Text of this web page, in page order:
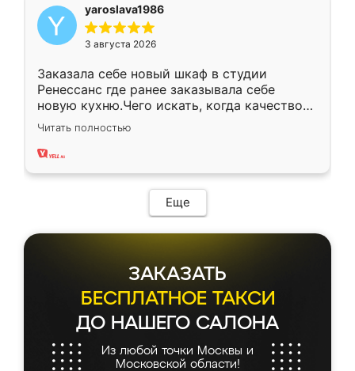
yaroslava1986
3 августа 2026
Заказала себе новый шкаф в студии
Ренессанс где ранее заказывала себе
новую кухню.Чего искать, когда качеством
вполне довольна. Служит кухня уже почти
два года, нареканий нет.
Читать полностью
Еще
ЗАКАЗАТЬ
БЕСПЛАТНОЕ ТАКСИ
ДО НАШЕГО САЛОНА
Из любой точки Москвы и
Московской области!